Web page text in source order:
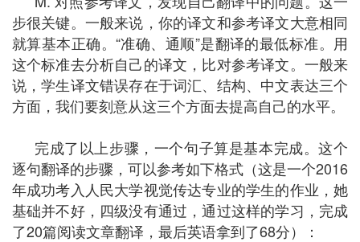
步很关键。一般来说，你的译文和参考译文大意相同
就算基本正确。“准确、通顺”是翻译的最低标准。用
这个标准去分析自己的译文，比对参考译文。一般来
说，学生译文错误存在于词汇、结构、中文表达三个
方面，我们要刻意从这三个方面去提高自己的水平。
完成了以上步骤，一个句子算是基本完成。这个
逐句翻译的步骤，可以参考如下格式（这是一个2016
年成功考入人民大学视觉传达专业的学生的作业，她
基础并不好，四级没有通过，通过这样的学习，完成
了20篇阅读文章翻译，最后英语拿到了68分）：